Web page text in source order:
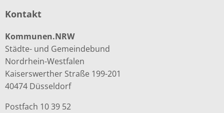
Kontakt
Kommunen.NRW
Städte- und Gemeindebund
Nordrhein-Westfalen
Kaiserswerther Straße 199-201
40474 Düsseldorf
Postfach 10 39 52